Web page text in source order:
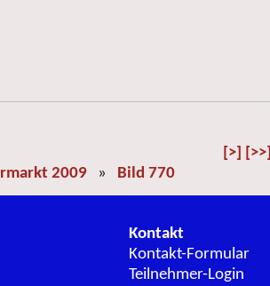
[>] [>>]
2009 » Bild 770
Kontakt
Kontakt-Formular
Teilnehmer-Login